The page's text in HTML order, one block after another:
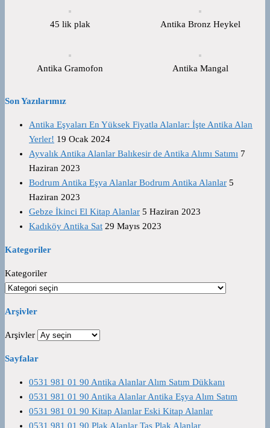
45 lik plak Antika Bronz Heykel
Antika Gramofon Antika Mangal
Son Yazılarımız
Antika Eşyaları En Yüksek Fiyatla Alanlar: İşte Antika Alan
Yerler! 19 Ocak 2024
Ayvalık Antika Alanlar Balıkesir de Antika Alımı Satımı 7
Haziran 2023
Bodrum Antika Eşya Alanlar Bodrum Antika Alanlar 5
Haziran 2023
Gebze İkinci El Kitap Alanlar 5 Haziran 2023
Kadıköy Antika Sat 29 Mayıs 2023
Kategoriler
Kategoriler
Arşivler
Arşivler
Sayfalar
0531 981 01 90 Antika Alanlar Alım Satım Dükkanı
0531 981 01 90 Antika Alanlar Antika Eşya Alım Satım
0531 981 01 90 Kitap Alanlar Eski Kitap Alanlar
0531 981 01 90 Plak Alanlar Taş Plak Alanlar